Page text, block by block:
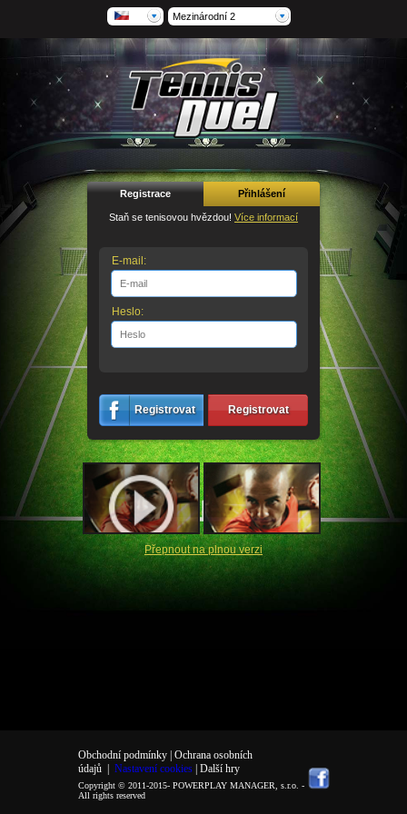
Mezinárodní 2
Registrace Přihlášení
Staň se tenisovou hvězdou! Více informací
E-mail:
Heslo:
Registrovat Registrovat
Přepnout na plnou verzi
Obchodní podmínky | Ochrana osobních
údajů| Nastavení cookies | Další hry
Copyright © 2011-2015- POWERPLAY MANAGER, s.r.o. -
All rights reserved